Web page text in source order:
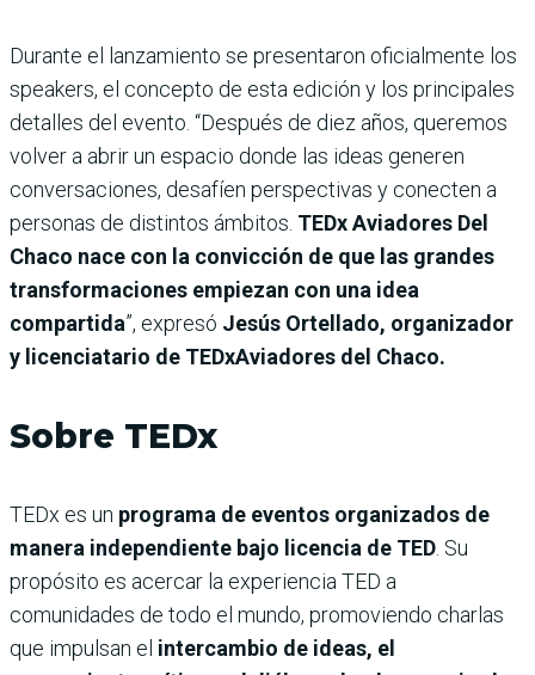
Durante el lanzamiento se presentaron oficialmente los
speakers, el concepto de esta edición y los principales
detalles del evento. “Después de diez años, queremos
volver a abrir un espacio donde las ideas generen
conversaciones, desafíen perspectivas y conecten a
personas de distintos ámbitos. TEDx Aviadores Del
Chaco nace con la convicción de que las grandes
transformaciones empiezan con una idea
compartida”, expresó Jesús Ortellado, organizador
y licenciatario de TEDxAviadores del Chaco.
Sobre TEDx
TEDx es un programa de eventos organizados de
manera independiente bajo licencia de TED . Su
propósito es acercar la experiencia TED a
comunidades de todo el mundo, promoviendo charlas
que impulsan el intercambio de ideas, el